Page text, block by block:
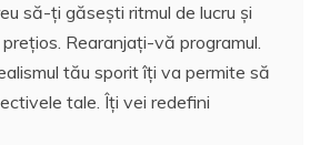
să-ți găsești ritmul de lucru și
Rearanjați-vă programul.
tău sporit îți va permite să
tale. Îți vei redefini